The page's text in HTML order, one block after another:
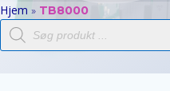
Hjem » TB8000
Products
search